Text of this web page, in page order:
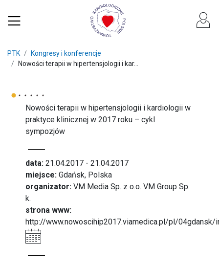
PTK
Kongresy i konferencje
Nowości terapii w hipertensjologii i kar...
Nowości terapii w hipertensjologii i kardiologii w
praktyce klinicznej w 2017 roku – cykl
sympozjów
data: 21.04.2017 - 21.04.2017
miejsce: Gdańsk, Polska
organizator: VM Media Sp. z o.o. VM Group Sp.
k.
strona www:
http://www.nowoscihip2017.viamedica.pl/pl/04gdansk/